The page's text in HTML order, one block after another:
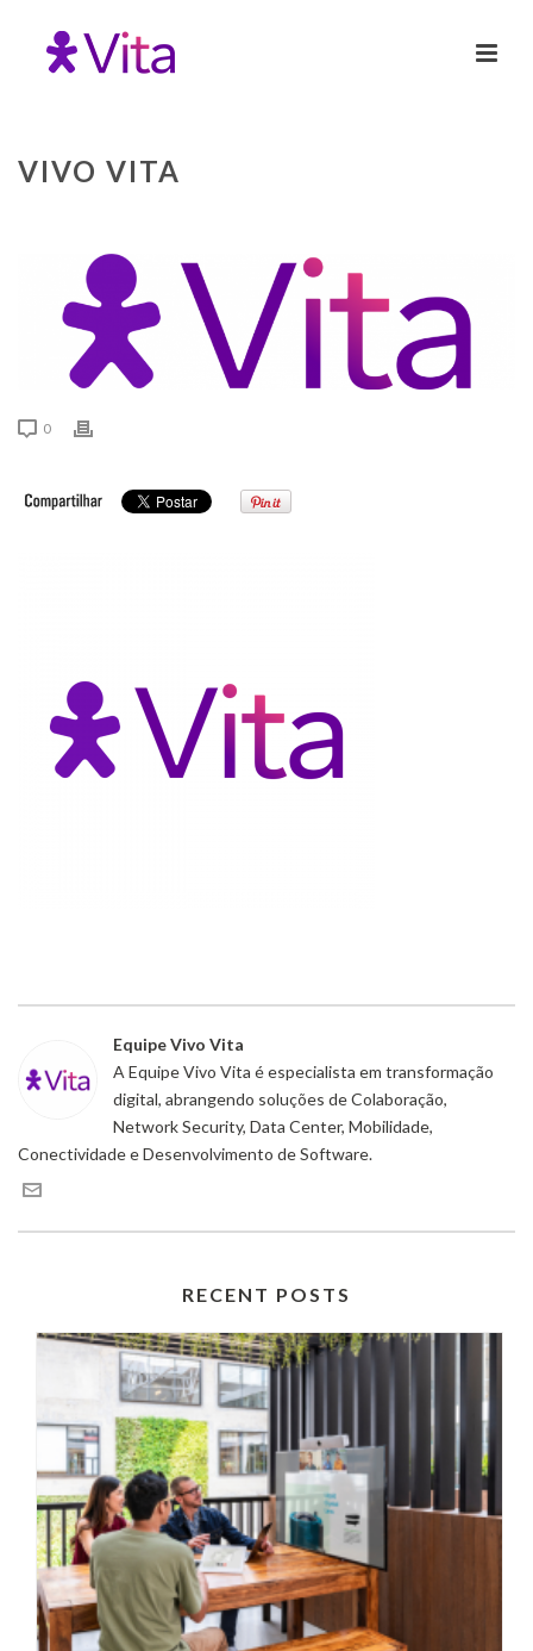
VIVO VITA
0
Equipe Vivo Vita
A Equipe Vivo Vita é especialista em transformação
digital, abrangendo soluções de Colaboração,
Network Security, Data Center, Mobilidade,
Conectividade e Desenvolvimento de Software.
RECENT POSTS